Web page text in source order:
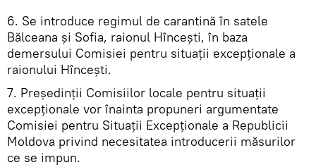
6. Se introduce regimul de carantină în satele
Bălceana și Sofia, raionul Hîncești, în baza
demersului Comisiei pentru situații excepționale a
raionului Hîncești.
7. Președinții Comisiilor locale pentru situații
excepționale vor înainta propuneri argumentate
Comisiei pentru Situații Excepționale a Republicii
Moldova privind necesitatea introducerii măsurilor
ce se impun.